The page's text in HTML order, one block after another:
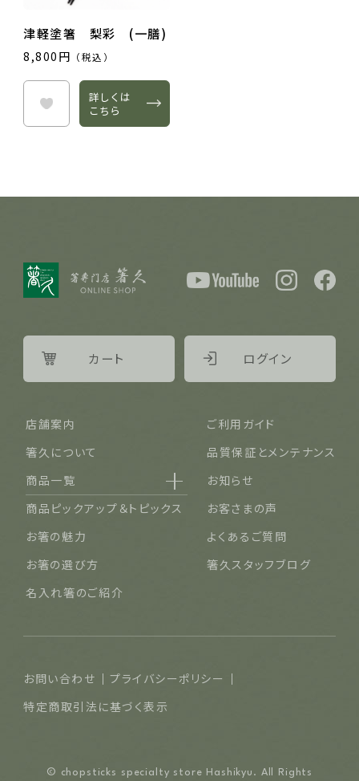
投稿する
津軽塗箸 梨彩 (一膳)
8,800円 （税込）
詳しくは
こちら
店舗案内
ご利用ガイド
箸久について
品質保証とメンテナンス
商品一覧
名入れ可能なお箸
結婚祝い・結婚記念日
長寿祝い・賀寿（還暦・古希・米寿など）
ご夫婦・ご両親へ（夫婦箸）
退職祝い
普段使い・自宅用
お知らせ
商品ピックアップ＆トピックス
お客さまの声
お箸の魅力
よくあるご質問
お箸の選び方
箸久スタッフブログ
名入れ箸のご紹介
カート ログイン
お問い合わせ
プライバシーポリシー
特定商取引法に基づく表示
© chopsticks specialty store Hashikyu. All Rights